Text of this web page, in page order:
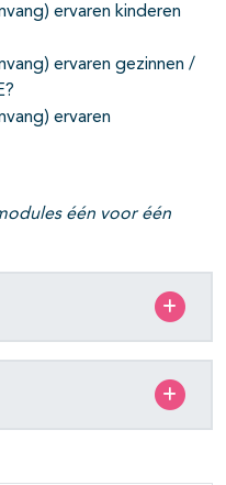
ervaren kinderen
ervaren gezinnen /
ervaren
één voor één